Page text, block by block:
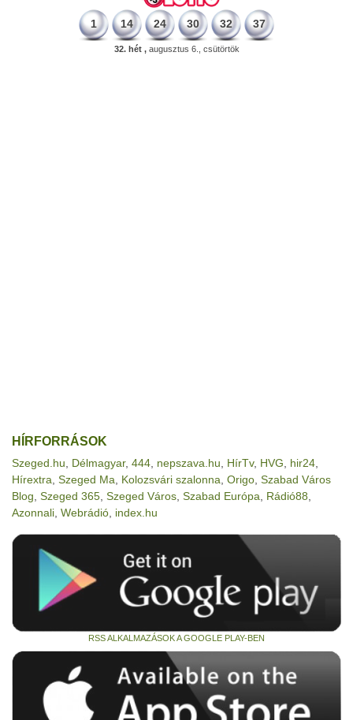
1 14 24 30 32 37
32. hét ,augusztus 6., csütörtök
HÍRFORRÁSOK
Szeged.hu Délmagyar, 444 nepszava.hu HírTv, HVG hir24
Hírextra Szeged Ma Kolozsvári szalonna Origo Szabad Város
Blog Szeged 365 Szeged Város Szabad Európa Rádió88
Azonnali Webrádió index.hu
RSS ALKALMAZÁSOK A GOOGLE PLAY-BEN